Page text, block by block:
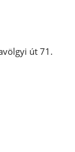
út 71.